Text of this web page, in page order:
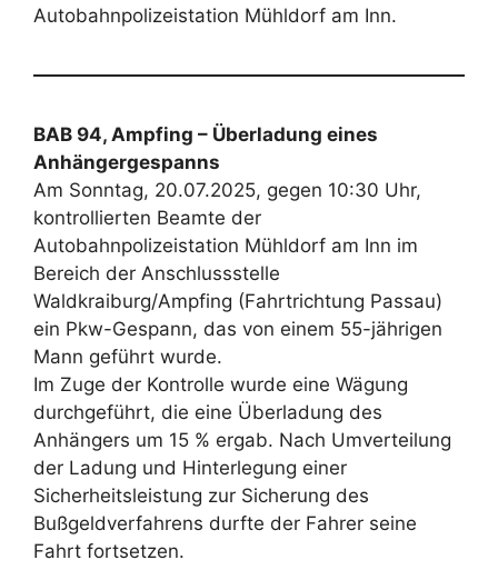
Autobahnpolizeistation Mühldorf am Inn.
BAB 94, Ampfing – Überladung eines
Anhängergespanns
Am Sonntag, 20.07.2025, gegen 10:30 Uhr,
kontrollierten Beamte der
Autobahnpolizeistation Mühldorf am Inn im
Bereich der Anschlussstelle
Waldkraiburg/Ampfing (Fahrtrichtung Passau)
ein Pkw-Gespann, das von einem 55-jährigen
Mann geführt wurde.
Im Zuge der Kontrolle wurde eine Wägung
durchgeführt, die eine Überladung des
Anhängers um 15 % ergab. Nach Umverteilung
der Ladung und Hinterlegung einer
Sicherheitsleistung zur Sicherung des
Bußgeldverfahrens durfte der Fahrer seine
Fahrt fortsetzen.